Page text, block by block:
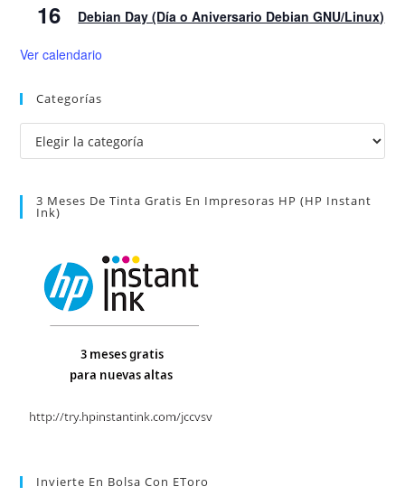
16 Debian Day (Día o Aniversario Debian GNU/Linux)
Ver calendario
Categorías
Categorías
3 Meses De Tinta Gratis En Impresoras HP (HP Instant
Ink)
Invierte En Bolsa Con EToro